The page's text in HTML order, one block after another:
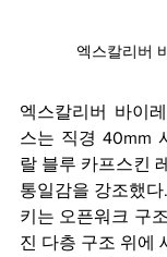
엑스칼리버
엑스칼리버 바이
스는 직경 40mm
랄 블루 카프스킨
통일감을 강조했
키는 오픈워크 구
진 다층 구조 위에